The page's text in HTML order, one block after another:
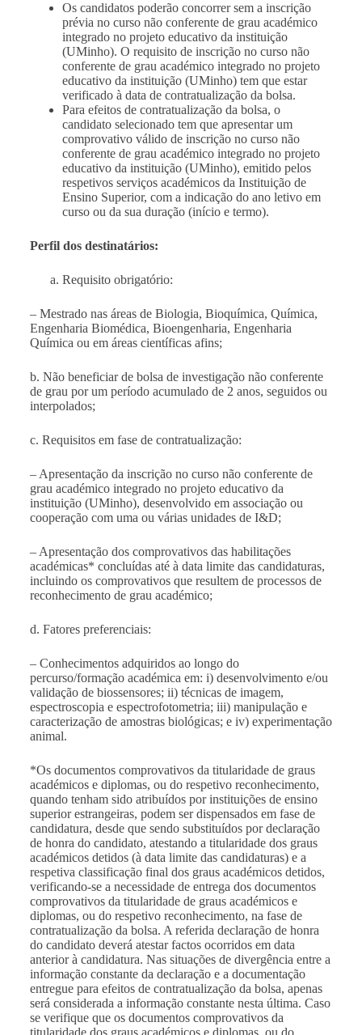
Os candidatos poderão concorrer sem a inscrição
prévia no curso não conferente de grau académico
integrado no projeto educativo da instituição
(UMinho). O requisito de inscrição no curso não
conferente de grau académico integrado no projeto
educativo da instituição (UMinho) tem que estar
verificado à data de contratualização da bolsa.
Para efeitos de contratualização da bolsa, o
candidato selecionado tem que apresentar um
comprovativo válido de inscrição no curso não
conferente de grau académico integrado no projeto
educativo da instituição (UMinho), emitido pelos
respetivos serviços académicos da Instituição de
Ensino Superior, com a indicação do ano letivo em
curso ou da sua duração (início e termo).
Perfil dos destinatários:
Requisito obrigatório:
– Mestrado nas áreas de Biologia, Bioquímica, Química,
Engenharia Biomédica, Bioengenharia, Engenharia
Química ou em áreas científicas afins;
b. Não beneficiar de bolsa de investigação não conferente
de grau por um período acumulado de 2 anos, seguidos ou
interpolados;
c. Requisitos em fase de contratualização:
– Apresentação da inscrição no curso não conferente de
grau académico integrado no projeto educativo da
instituição (UMinho), desenvolvido em associação ou
cooperação com uma ou várias unidades de I&D;
– Apresentação dos comprovativos das habilitações
académicas* concluídas até à data limite das candidaturas,
incluindo os comprovativos que resultem de processos de
reconhecimento de grau académico;
d. Fatores preferenciais:
– Conhecimentos adquiridos ao longo do
percurso/formação académica em: i) desenvolvimento e/ou
validação de biossensores; ii) técnicas de imagem,
espectroscopia e espectrofotometria; iii) manipulação e
caracterização de amostras biológicas; e iv) experimentação
animal.
*Os documentos comprovativos da titularidade de graus
académicos e diplomas, ou do respetivo reconhecimento,
quando tenham sido atribuídos por instituições de ensino
superior estrangeiras, podem ser dispensados em fase de
candidatura, desde que sendo substituídos por declaração
de honra do candidato, atestando a titularidade dos graus
académicos detidos (à data limite das candidaturas) e a
respetiva classificação final dos graus académicos detidos,
verificando-se a necessidade de entrega dos documentos
comprovativos da titularidade de graus académicos e
diplomas, ou do respetivo reconhecimento, na fase de
contratualização da bolsa. A referida declaração de honra
do candidato deverá atestar factos ocorridos em data
anterior à candidatura. Nas situações de divergência entre a
informação constante da declaração e a documentação
entregue para efeitos de contratualização da bolsa, apenas
será considerada a informação constante nesta última. Caso
se verifique que os documentos comprovativos da
titularidade dos graus académicos e diplomas, ou do